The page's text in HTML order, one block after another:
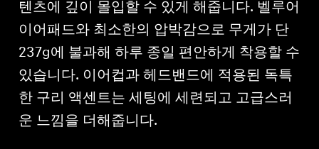
텐츠에 깊이 몰입할 수 있게 해줍니다. 벨루어
이어패드와 최소한의 압박감으로 무게가 단
237g에 불과해 하루 종일 편안하게 착용할 수
있습니다. 이어컵과 헤드밴드에 적용된 독특
한 구리 액센트는 세팅에 세련되고 고급스러
운 느낌을 더해줍니다.